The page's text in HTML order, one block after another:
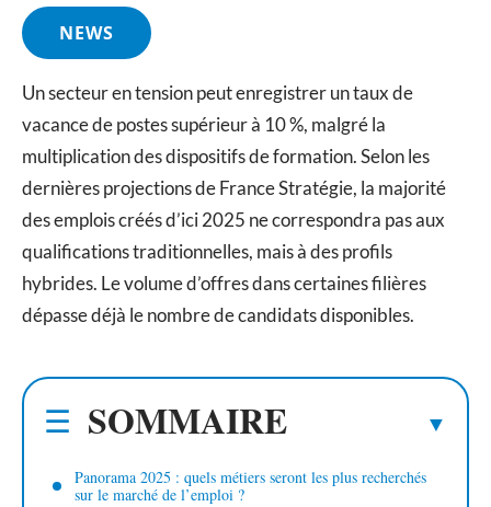
NEWS
Un secteur en tension peut enregistrer un taux de
vacance de postes supérieur à 10 %, malgré la
multiplication des dispositifs de formation. Selon les
dernières projections de France Stratégie, la majorité
des emplois créés d’ici 2025 ne correspondra pas aux
qualifications traditionnelles, mais à des profils
hybrides. Le volume d’offres dans certaines filières
dépasse déjà le nombre de candidats disponibles.
SOMMAIRE
Panorama 2025 : quels métiers seront les plus recherchés
sur le marché de l’emploi ?